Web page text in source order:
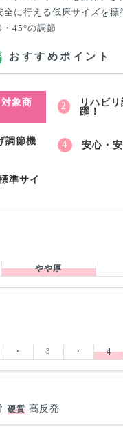
全に行える低床サイズを
45°の調節
おすすめポイント
象商
リハビ
躍！
調節機
安心・
準サイ
やや厚
･ 3 ･ 4
硬質 高反発